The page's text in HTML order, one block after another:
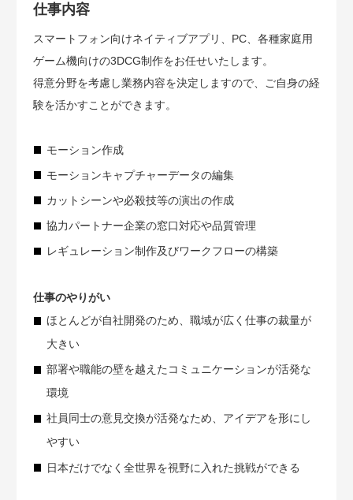
仕事内容
スマートフォン向けネイティブアプリ、PC、各種家庭用
ゲーム機向けの3DCG制作をお任せいたします。
得意分野を考慮し業務内容を決定しますので、ご自身の経
験を活かすことができます。
モーション作成
モーションキャプチャーデータの編集
カットシーンや必殺技等の演出の作成
協力パートナー企業の窓口対応や品質管理
レギュレーション制作及びワークフローの構築
仕事のやりがい
ほとんどが自社開発のため、職域が広く仕事の裁量が
大きい
部署や職能の壁を越えたコミュニケーションが活発な
環境
社員同士の意見交換が活発なため、アイデアを形にし
やすい
日本だけでなく全世界を視野に入れた挑戦ができる